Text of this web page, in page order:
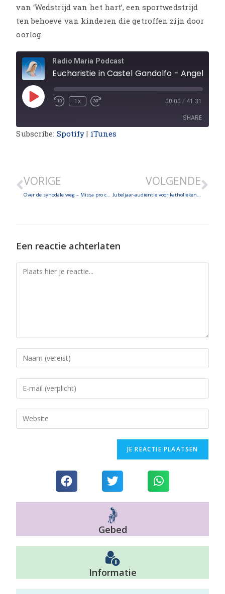
van ‘Wedstrijd van het hart’, een sportwedstrijd
ten behoeve van kinderen die getroffen zijn door
oorlog.
Radio Maria Podcast
1x 00:00 / 41:31
SHARE
Subscribe: Spotify | iTunes
VORIGE VOLGENDE
Een reactie achterlaten
Gebed
Informatie